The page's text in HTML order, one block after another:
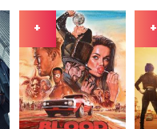
+ +